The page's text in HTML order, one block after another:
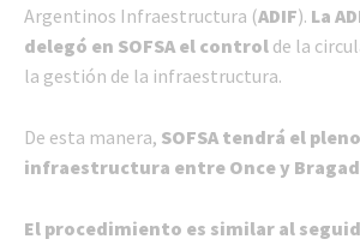
Argentinos Infraestructura (ADIF). La
delegó en SOFSA el control de la
la gestión de la infraestructura.
De esta manera, SOFSA tendrá el
infraestructura entre Once y
El procedimiento es similar al